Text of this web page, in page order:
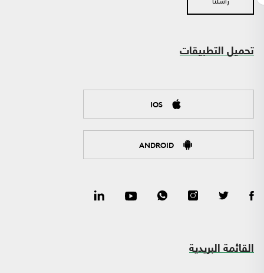
تحميل التطبيقات
IOS
ANDROID
القائمة البريدية